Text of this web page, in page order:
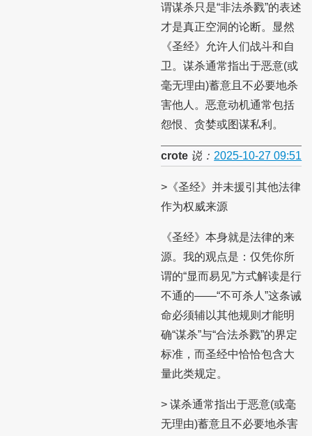
谓谋杀只是“非法杀戮”的表述
才是真正空洞的论断。显然
《圣经》允许人们战斗和自
卫。谋杀通常指出于恶意(或
毫无理由)蓄意且不必要地杀
害他人。恶意动机通常包括
怨恨、贪婪或图谋私利。
crote说： 2025-10-27 09:51
>《圣经》并未援引其他法律
作为权威来源
《圣经》本身就是法律的来
源。我的观点是：仅凭你所
谓的“显而易见”方式解读是行
不通的——“不可杀人”这条诫
命必须辅以其他规则才能明
确“谋杀”与“合法杀戮”的界定
标准，而圣经中恰恰包含大
量此类规定。
> 谋杀通常指出于恶意(或毫
无理由)蓄意且不必要地杀害